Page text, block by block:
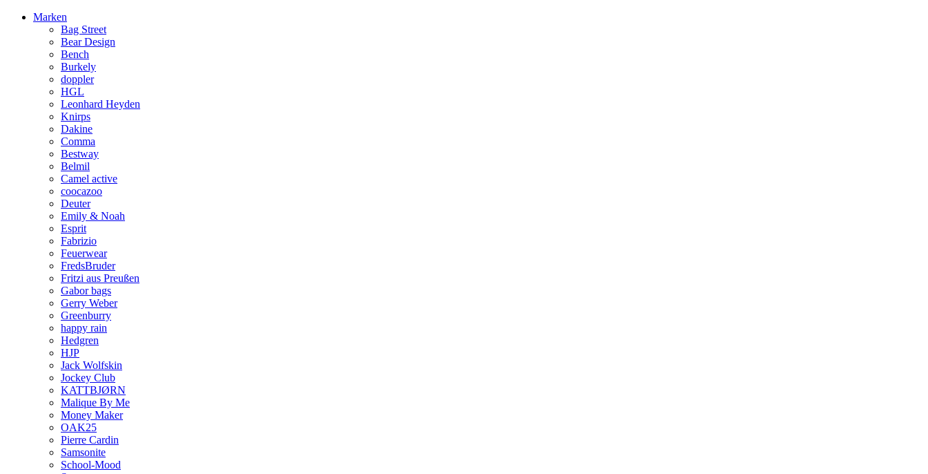
Marken
Bag Street
Bear Design
Bench
Burkely
doppler
HGL
Leonhard Heyden
Knirps
Dakine
Comma
Bestway
Belmil
Camel active
coocazoo
Deuter
Emily & Noah
Esprit
Fabrizio
Feuerwear
FredsBruder
Fritzi aus Preußen
Gabor bags
Gerry Weber
Greenburry
happy rain
Hedgren
HJP
Jack Wolfskin
Jockey Club
KATTBJØRN
Malique By Me
Money Maker
OAK25
Pierre Cardin
Samsonite
School-Mood